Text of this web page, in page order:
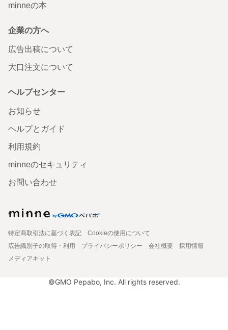
minneの本
企業の方へ
広告出稿について
大口注文について
ヘルプセンター
お知らせ
ヘルプとガイド
利用規約
minneのセキュリティ
お問い合わせ
特定商取引法に基づく表記
Cookieの使用について
広告識別子の取得・利用
プライバシーポリシー 会社概要
採用情報
メディアキット
©GMO Pepabo, Inc. All rights reserved.